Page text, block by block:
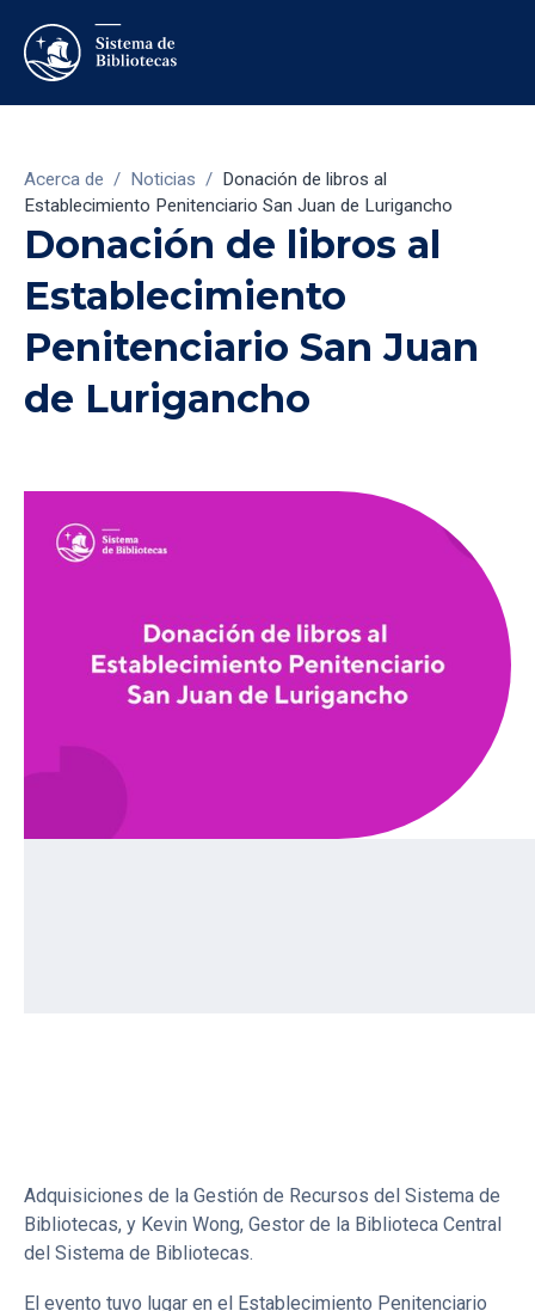
Acerca de / Noticias / Donación de libros al
Establecimiento Penitenciario San Juan de Lurigancho
Donación de libros al
Establecimiento
Penitenciario San Juan
de Lurigancho
Adquisiciones de la Gestión de Recursos del Sistema de
Bibliotecas, y Kevin Wong, Gestor de la Biblioteca Central
del Sistema de Bibliotecas.
El evento tuvo lugar en el Establecimiento Penitenciario